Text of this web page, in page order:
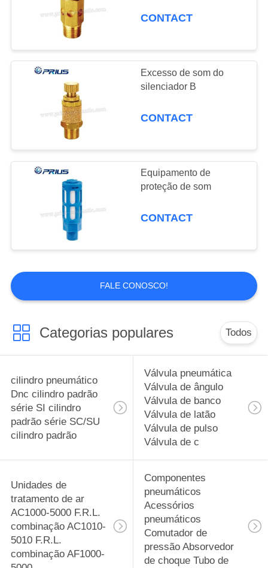
CONTACT
Excesso de som do
silenciador B
CONTACT
Equipamento de
proteção de som
CONTACT
FALE CONOSCO!
Categorias populares Todos
cilindro pneumático
Dnc cilindro padrão
série SI cilindro
padrão série SC/SU
cilindro padrão
Válvula pneumática
Válvula de ângulo
Válvula de banco
Válvula de latão
Válvula de pulso
Válvula de c
Unidades de
tratamento de ar
AC1000-5000 F.R.L.
combinação AC1010-
5010 F.R.L.
combinação AF1000-
Componentes
pneumáticos
Acessórios
pneumáticos
Comutador de
pressão Absorvedor
de choque Tubo de